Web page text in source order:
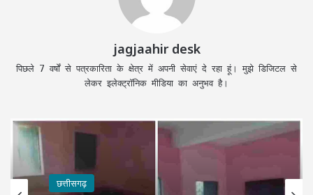
jagjaahir desk
पिछले 7 वर्षों से पत्रकारिता के क्षेत्र में अपनी सेवाएं दे रहा हूं। मुझे डिजिटल से
लेकर इलेक्ट्रॉनिक मीडिया का अनुभव है।
छत्तीसगढ़